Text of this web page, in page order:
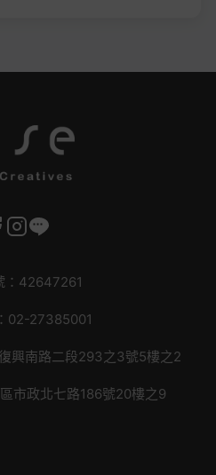
：42647261
02-27385001
興南路二段293之3號5樓之2
市政北七路186號20樓之9